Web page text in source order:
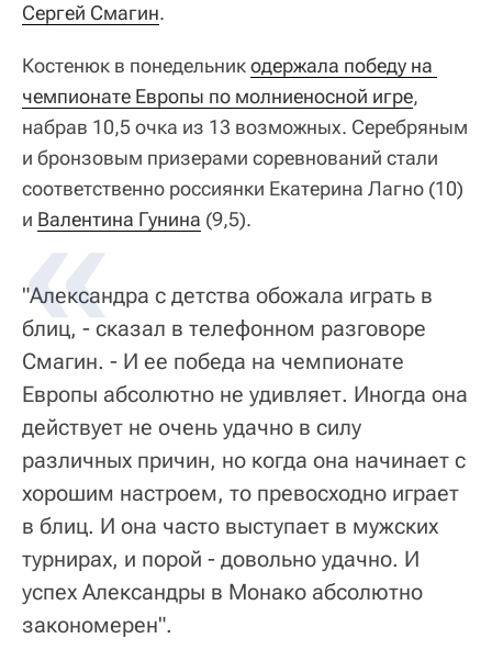
Сергей Смагин.
Костенюк в понедельникодержала победу на
чемпионате Европы по молниеносной игре,
набрав 10,5 очка из 13 возможных. Серебряным
и бронзовым призерами соревнований стали
соответственно россиянки Екатерина Лагно (10)
и Валентина Гунина (9,5).
"Александра с детства обожала играть в
блиц, - сказал в телефонном разговоре
Смагин. - И ее победа на чемпионате
Европы абсолютно не удивляет. Иногда она
действует не очень удачно в силу
различных причин, но когда она начинает с
хорошим настроем, то превосходно играет
в блиц. И она часто выступает в мужских
турнирах, и порой - довольно удачно. И
успех Александры в Монако абсолютно
закономерен".